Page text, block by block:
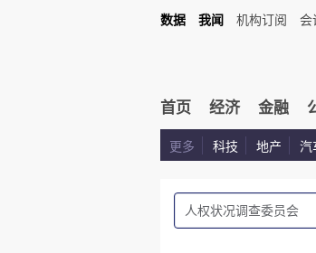
数据 我闻 机构订阅 会
首页 经济 金融
更多 科技 地产 汽